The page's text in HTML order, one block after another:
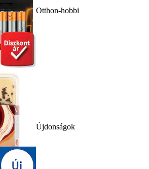
Otthon-hobbi
Újdonságok